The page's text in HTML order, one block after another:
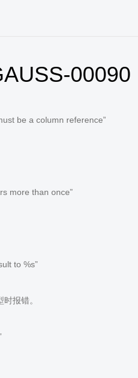
00090
be a column reference”
more than once”
to %s”
报错。